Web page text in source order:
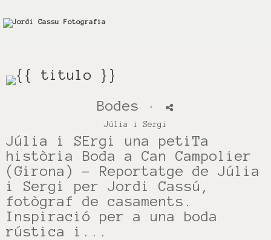
Bodes ·
Júlia i Sergi
Júlia i SErgi una petiTa
història Boda a Can Campolier
(Girona) – Reportatge de Júlia
i Sergi per Jordi Cassú,
fotògraf de casaments.
Inspiració per a una boda
rústica i...